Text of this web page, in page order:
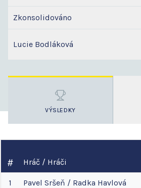
Zkonsolidováno
Lucie Bodláková
VÝSLEDKY
Hráč / Hráči
1 Pavel Sršeň / Radka Havlová